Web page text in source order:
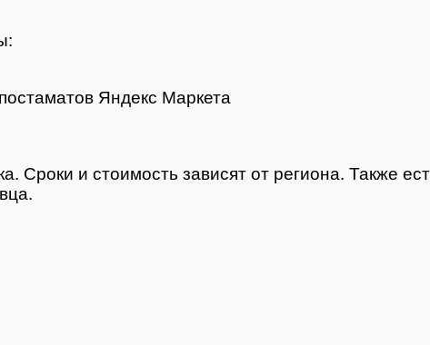
Яндекс Маркета
Сроки и стоимость зависят от региона. Также